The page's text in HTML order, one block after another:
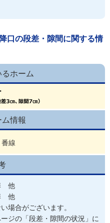
口の段差・隙間に関する情
ホーム
情報
番線
他
他
場合がございます。
ジの「段差・隙間の状況」に